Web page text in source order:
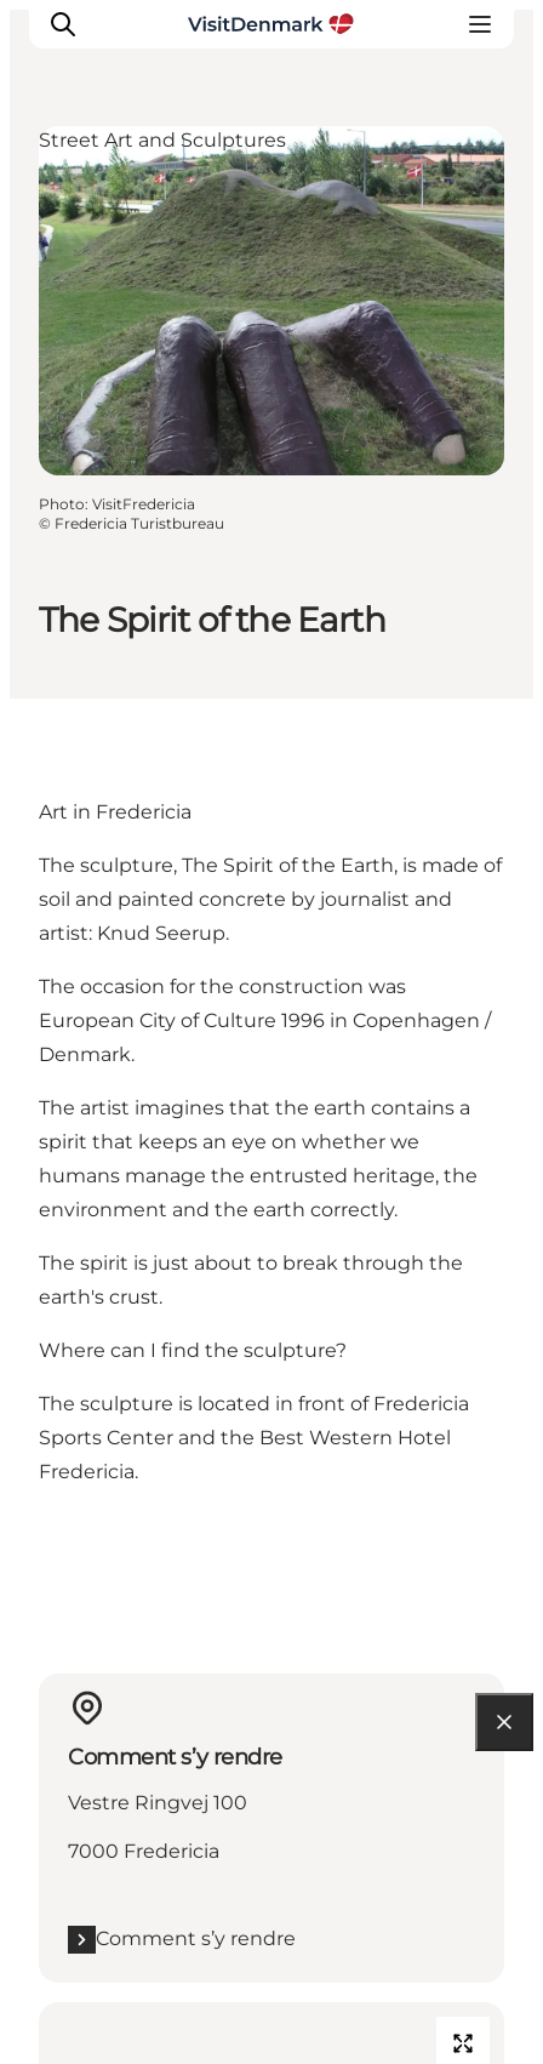
Inspirations
Destinations
Quoi faire
Hébergements
Planifiez votre voyage
The Spirit of the Earth
Street Art and Sculptures
Photo: VisitFredericia
© Fredericia Turistbureau
Art in Fredericia
The sculpture, The Spirit of the Earth, is made of
soil and painted concrete by journalist and
artist: Knud Seerup.
The occasion for the construction was
European City of Culture 1996 in Copenhagen /
Denmark.
The artist imagines that the earth contains a
spirit that keeps an eye on whether we
humans manage the entrusted heritage, the
environment and the earth correctly.
The spirit is just about to break through the
earth's crust.
Where can I find the sculpture?
The sculpture is located in front of Fredericia
Sports Center and the Best Western Hotel
Fredericia.
Comment s’y rendre
Vestre Ringvej 100
7000 Fredericia
Comment s’y rendre